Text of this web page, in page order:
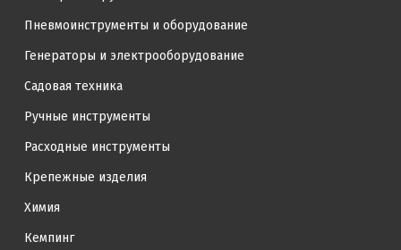
Пневмоинструменты и оборудование
Генераторы и электрооборудование
Садовая техника
Ручные инструменты
Расходные инструменты
Крепежные изделия
Химия
Кемпинг